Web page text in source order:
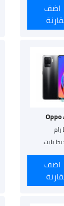
اضف
Oppo
اضف